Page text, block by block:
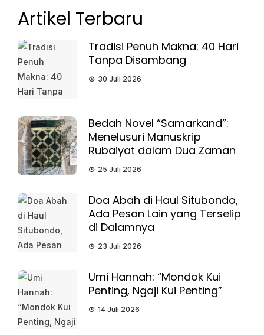
Artikel Terbaru
Tradisi Penuh Makna: 40 Hari
Tanpa Disambang
30 Juli 2026
Bedah Novel “Samarkand”:
Menelusuri Manuskrip
Rubaiyat dalam Dua Zaman
25 Juli 2026
Doa Abah di Haul Situbondo,
Ada Pesan Lain yang Terselip
di Dalamnya
23 Juli 2026
Umi Hannah: “Mondok Kui
Penting, Ngaji Kui Penting”
14 Juli 2026